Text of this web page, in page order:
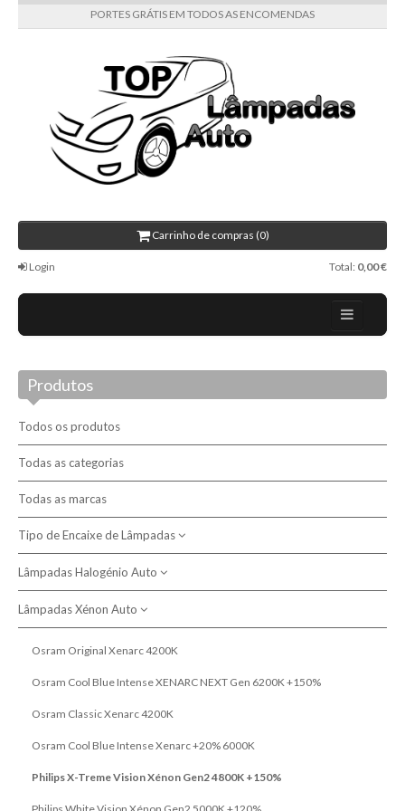
PORTES GRÁTIS EM TODOS AS ENCOMENDAS
Carrinho de compras (0)
Login Total: 0,00 €
Todas as categorias
Contactos
Novidades
Oportunidades
Termos e Condições
Política de Privacidade e Cookies
Política de Devolução
Política de Entrega
Resolução de Litígios
Produtos
Todos os produtos
Todas as categorias
Todas as marcas
Tipo de Encaixe de Lâmpadas
H1
H3
Lâmpadas Halogénio Auto
Osram Night Breaker 200
Tungsram Megalight Ultra +200%
Philips Racing Vision GT200
Osram Night Breaker +220%
Osram Cool Blue Intense NG 5000K +100%
Philips X-treme Vision G-Force +130%
Osram Night Breaker Laser +150%
Lâmpadas Xénon Auto
Osram Original Xenarc 4200K
Osram Cool Blue Intense XENARC NEXT Gen 6200K +150%
Osram Classic Xenarc 4200K
Osram Cool Blue Intense Xenarc +20% 6000K
Philips X-Treme Vision Xénon Gen2 4800K +150%